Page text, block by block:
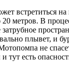
встретиться на
20 метров. В
затрубное
плывет, и
не
есть